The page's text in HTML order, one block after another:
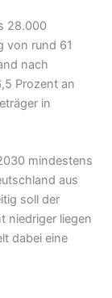
28.000
von rund 61
nach
Prozent an
in
mindestens
aus
soll der
niedriger liegen
dabei eine